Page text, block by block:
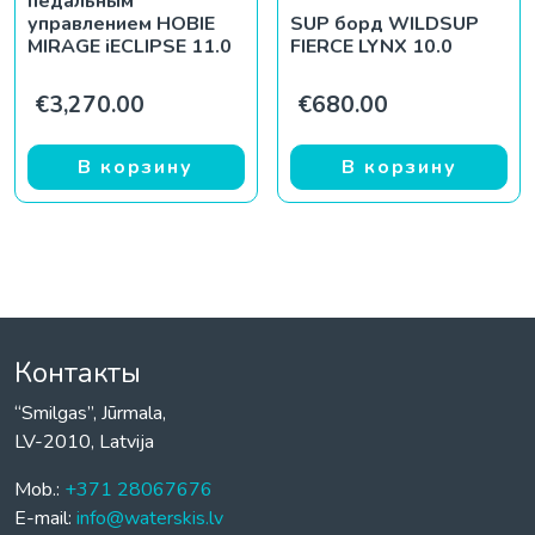
управлением HOBIE
MIRAGE iECLIPSE 11.0
€3,270.00
В корзину
SUP борд WILDSUP
FIERCE LYNX 10.0
€680.00
В корзину
Контакты
“Smilgas”, Jūrmala,
LV-2010, Latvija
Mob.: +371 28067676
E-mail: info@waterskis.lv